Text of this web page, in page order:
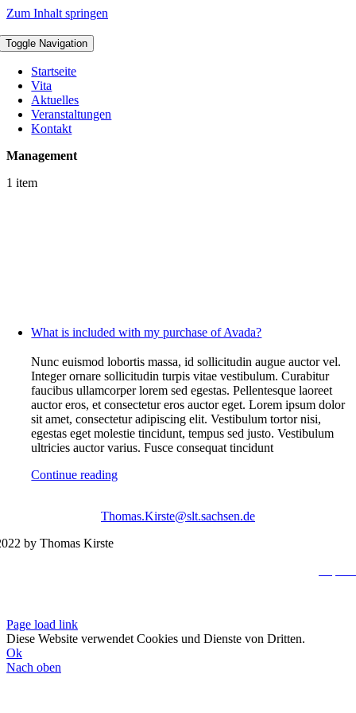
Zum Inhalt springen
Toggle Navigation
Startseite
Vita
Aktuelles
Veranstaltungen
Kontakt
Management
1 item
What is included with my purchase of Avada?
Nunc euismod lobortis massa, id sollicitudin augue auctor vel.
Integer ornare sollicitudin turpis vitae vestibulum. Curabitur
faucibus ullamcorper lorem sed egestas. Pellentesque laoreet
auctor eros, et consectetur eros auctor eget. Lorem ipsum dolor
sit amet, consectetur adipiscing elit. Vestibulum tortor nisi,
egestas eget molestie tincidunt, tempus sed justo. Vestibulum
ultricies auctor varius. Fusce consequat tincidunt
Continue reading
Thomas.Kirste@slt.sachsen.de
by Thomas Kirste
Page load link
Diese Website verwendet Cookies und Dienste von Dritten.
Ok
Nach oben